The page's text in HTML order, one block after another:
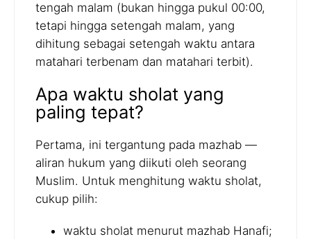
tengah malam (bukan hingga pukul 00:00,
tetapi hingga setengah malam, yang
dihitung sebagai setengah waktu antara
matahari terbenam dan matahari terbit).
Apa waktu sholat yang
paling tepat?
Pertama, ini tergantung pada mazhab —
aliran hukum yang diikuti oleh seorang
Muslim. Untuk menghitung waktu sholat,
cukup pilih:
waktu sholat menurut mazhab Hanafi;